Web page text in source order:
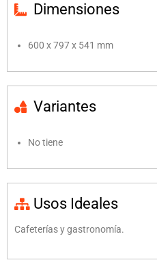
Dimensiones
600 x 797 x 541 mm
Variantes
No tiene
Usos Ideales
Cafeterías y gastronomía.